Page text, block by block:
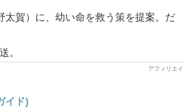
賀）に、幼い命を救う策を提案。だ
。
イド)